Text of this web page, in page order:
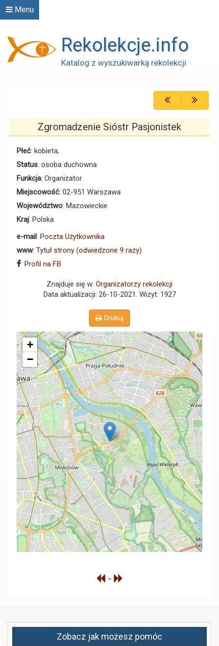
Menu
Rekolekcje.info
Katalog z wyszukiwarką rekolekcji
Zgromadzenie Sióstr Pasjonistek
Płeć: kobieta,
Status: osoba duchowna
Funkcja: Organizator
Miejscowość: 02-951 Warszawa
Województwo: Mazowieckie
Kraj: Polska
e-mail: Poczta Użytkownika
www: Tytuł strony (odwiedzone 9 razy)
Profil na FB
Znajduje się w: Organizatorzy rekolekcji
Data aktualizacji: 26-10-2021. Wizyt: 1927
Drukuj
+
−
-
Zobacz jak możesz pomóc